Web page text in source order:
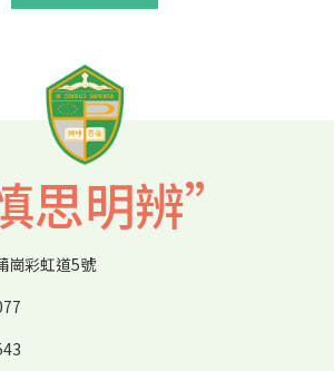
思明辨”
崗彩虹道5號